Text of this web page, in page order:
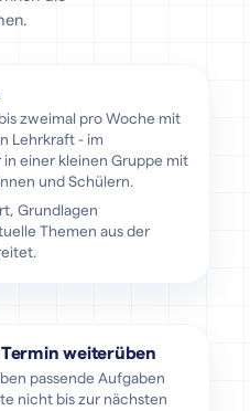
zweimal pro Woche mit
Lehrkraft - im
einer kleinen Gruppe mit
und Schülern.
Grundlagen
Themen aus der
Termin weiterüben
passende Aufgaben
nicht bis zur nächsten